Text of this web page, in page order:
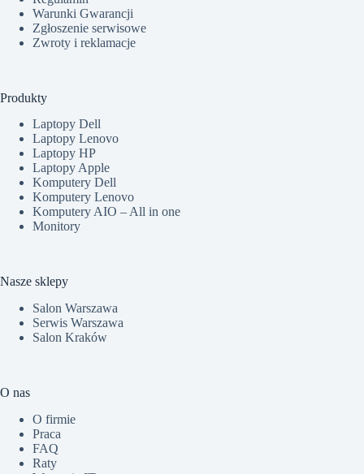
Warunki Gwarancji
Zgłoszenie serwisowe
Zwroty i reklamacje
Produkty
Laptopy Dell
Laptopy Lenovo
Laptopy HP
Laptopy Apple
Komputery Dell
Komputery Lenovo
Komputery AIO – All in one
Monitory
Nasze sklepy
Salon Warszawa
Serwis Warszawa
Salon Kraków
O nas
O firmie
Praca
FAQ
Raty